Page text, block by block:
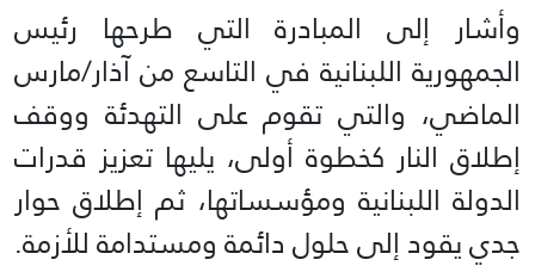
وأشار إلى المبادرة التي طرحها رئيس
الجمهورية اللبنانية في التاسع من آذار/مارس
الماضي، والتي تقوم على التهدئة ووقف
إطلاق النار كخطوة أولى، يليها تعزيز قدرات
الدولة اللبنانية ومؤسساتها، ثم إطلاق حوار
جدي يقود إلى حلول دائمة ومستدامة للأزمة.